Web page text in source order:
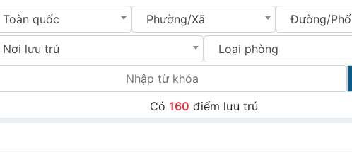
Toàn quốc Phường/Xã Đường/Phố
Nơi lưu trú Loại phòng
Có 160 điểm lưu trú